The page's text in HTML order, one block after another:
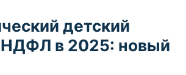
детский
в 2025: новый